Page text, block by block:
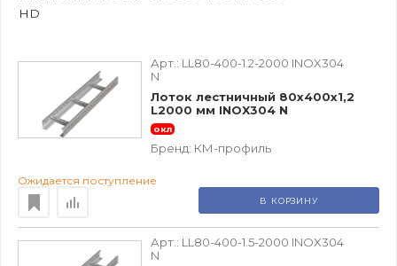
HD
Арт.: LL80-400-1.2-2000 INOX304
N
Лоток лестничный 80х400х1,2
L2000 мм INOX304 N
окл
Бренд: КМ-профиль
Ожидается поступление
В КОРЗИНУ
Арт.: LL80-400-1.5-2000 INOX304
N